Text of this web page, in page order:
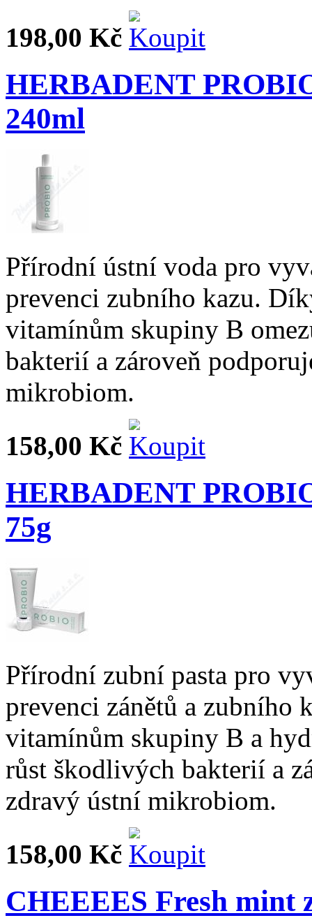
198,00 Kč
HERBADENT
240ml
Přírodní ústní voda pro
prevenci zubního kazu.
vitamínům skupiny B
bakterií a zároveň
mikrobiom.
158,00 Kč
HERBADENT
75g
Přírodní zubní pasta pro
prevenci zánětů a
vitamínům skupiny B a
růst škodlivých bakterií a
zdravý ústní mikrobiom.
158,00 Kč
CHEEEES Fresh mint